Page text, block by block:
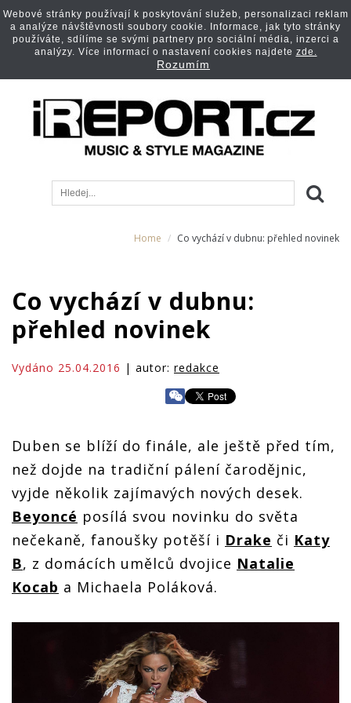
Home Co vychází v dubnu: přehled novinek
Co vychází v dubnu:
přehled novinek
Vydáno 25.04.2016 | autor: redakce
Duben se blíží do finále, ale ještě před tím,
než dojde na tradiční pálení čarodějnic,
vyjde několik zajímavých nových desek.
Beyoncé posílá svou novinku do světa
nečekaně, fanoušky potěší i Drake či Katy
B, z domácích umělců dvojice Natalie
Kocab a Michaela Poláková.
Webové stránky používají k poskytování služeb, personalizaci reklam
a analýze návštěvnosti soubory cookie. Informace, jak tyto stránky
používáte, sdílíme se svými partnery pro sociální média, inzerci a
analýzy. Více informací o nastavení cookies najdete zde.
Rozumím